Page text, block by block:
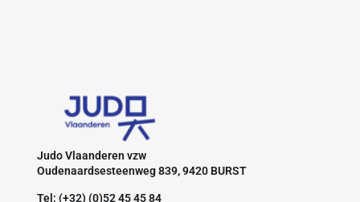
Judo Vlaanderen vzw
Oudenaardsesteenweg 839, 9420 BURST
Tel: (+32) (0)52 45 45 84